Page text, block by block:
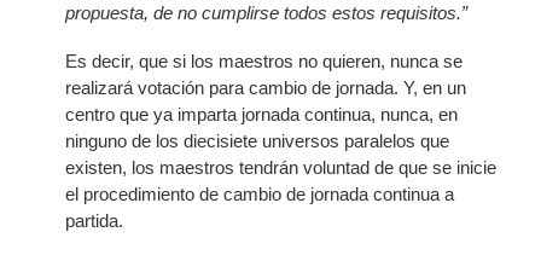
propuesta, de no cumplirse todos estos requisitos.”
Es decir, que si los maestros no quieren, nunca se
realizará votación para cambio de jornada. Y, en un
centro que ya imparta jornada continua, nunca, en
ninguno de los diecisiete universos paralelos que
existen, los maestros tendrán voluntad de que se inicie
el procedimiento de cambio de jornada continua a
partida.